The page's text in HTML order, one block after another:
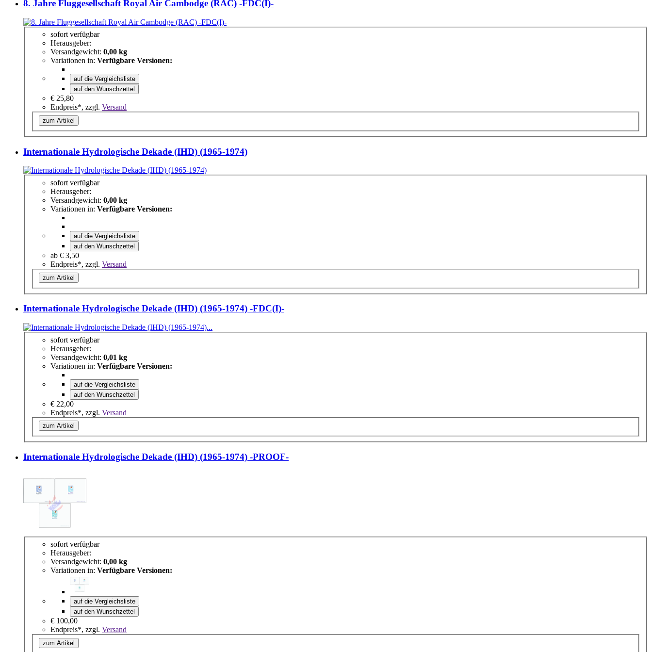
8. Jahre Fluggesellschaft Royal Air Cambodge (RAC) -FDC(I)-
sofort verfügbar
Herausgeber:
Versandgewicht: 0,00 kg
Variationen in: Verfügbare Versionen:
auf die Vergleichsliste
auf den Wunschzettel
€ 25,80
Endpreis*, zzgl. Versand
zum Artikel
Internationale Hydrologische Dekade (IHD) (1965-1974)
sofort verfügbar
Herausgeber:
Versandgewicht: 0,00 kg
Variationen in: Verfügbare Versionen:
auf die Vergleichsliste
auf den Wunschzettel
ab € 3,50
Endpreis*, zzgl. Versand
zum Artikel
Internationale Hydrologische Dekade (IHD) (1965-1974) -FDC(I)-
sofort verfügbar
Herausgeber:
Versandgewicht: 0,01 kg
Variationen in: Verfügbare Versionen:
auf die Vergleichsliste
auf den Wunschzettel
€ 22,00
Endpreis*, zzgl. Versand
zum Artikel
Internationale Hydrologische Dekade (IHD) (1965-1974) -PROOF-
sofort verfügbar
Herausgeber:
Versandgewicht: 0,00 kg
Variationen in: Verfügbare Versionen:
auf die Vergleichsliste
auf den Wunschzettel
€ 100,00
Endpreis*, zzgl. Versand
zum Artikel